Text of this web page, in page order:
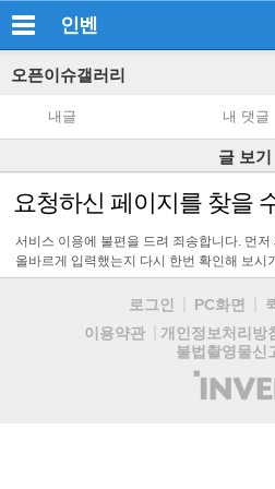
인벤
오픈이슈갤러리
내글 내 댓글
글 보기
요청하신 페이지를 찾을
서비스 이용에 불편을 드려 죄송합니다. 먼
올바르게 입력했는지 다시 한번 확인해 보시
로그인 PC화면
이용약관
개인정보처리방
불법촬영물신
(주)
인